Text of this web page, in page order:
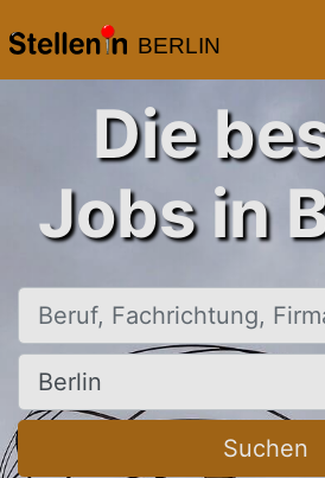
BERLIN
Die
Jobs in
Beruf, Fachrichtung, Firma
Ort, Stadt
Suchen